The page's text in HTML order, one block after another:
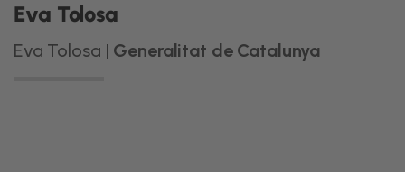
Eva Tolosa
Eva Tolosa | Generalitat de Catalunya